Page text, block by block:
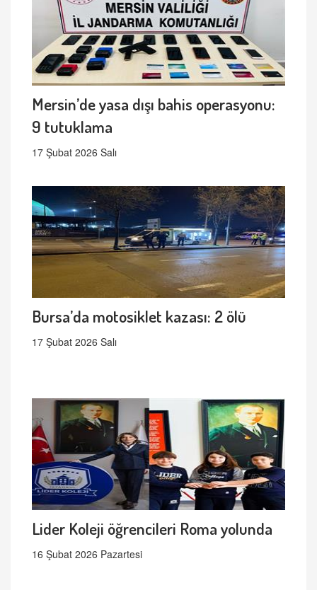
Mersin’de yasa dışı bahis operasyonu:
9 tutuklama
17 Şubat 2026 Salı
Bursa’da motosiklet kazası: 2 ölü
17 Şubat 2026 Salı
Lider Koleji öğrencileri Roma yolunda
16 Şubat 2026 Pazartesi